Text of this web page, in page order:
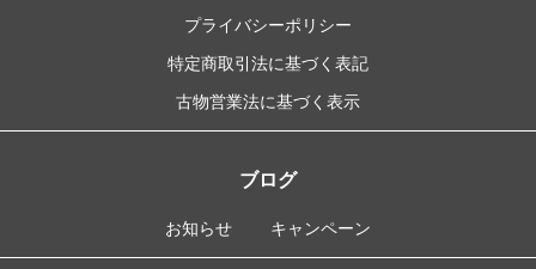
プライバシーポリシー
特定商取引法に基づく表記
古物営業法に基づく表示
ブログ
お知らせ キャンペーン